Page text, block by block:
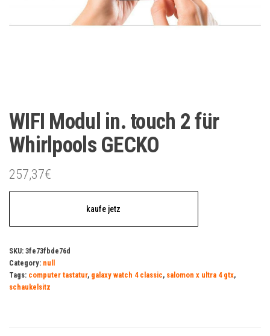
WIFI Modul in. touch 2 für
Whirlpools GECKO
257,37€
kaufe jetz
SKU: 3fe73fbde76d
Category: null
Tags: computer tastatur, galaxy watch 4 classic, salomon x ultra 4 gtx,
schaukelsitz